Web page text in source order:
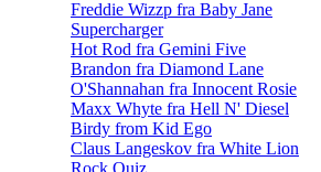
Freddie Wizzp fra Baby Jane
Supercharger
Hot Rod fra Gemini Five
Brandon fra Diamond Lane
O'Shannahan fra Innocent Rosie
Maxx Whyte fra Hell N' Diesel
Birdy from Kid Ego
Claus Langeskov fra White Lion
Rock Quiz